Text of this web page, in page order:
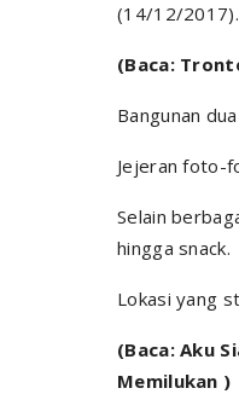
(14/12/2017).
(Baca:
Bangunan
Jejeran foto-
Selain
hingga snack.
Lokasi yang
(Baca: Aku
Memilukan )